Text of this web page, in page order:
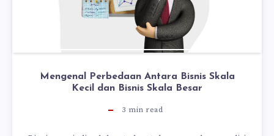
Mengenal Perbedaan Antara Bisnis Skala
Kecil dan Bisnis Skala Besar
3 min read